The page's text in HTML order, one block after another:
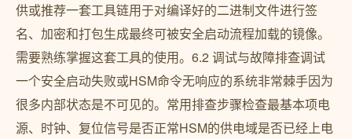
供或推荐一套工具链用于对编译好的二进制文件进行签
名、加密和打包生成最终可被安全启动流程加载的镜像。
需要熟练掌握这套工具的使用。6.2 调试与故障排查调试
一个安全启动失败或HSM命令无响应的系统非常棘手因为
很多内部状态是不可见的。常用排查步骤检查最基本项电
源、时钟、复位信号是否正常HSM的供电域是否已经上电